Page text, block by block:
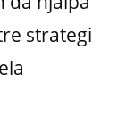
strategi